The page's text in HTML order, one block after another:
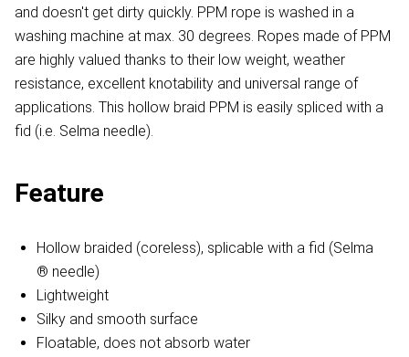
and doesn't get dirty quickly. PPM rope is washed in a
washing machine at max. 30 degrees. Ropes made of PPM
are highly valued thanks to their low weight, weather
resistance, excellent knotability and universal range of
applications. This hollow braid PPM is easily spliced with a
fid (i.e. Selma needle).
Feature
Hollow braided (coreless), splicable with a fid (Selma
® needle)
Lightweight
Silky and smooth surface
Floatable, does not absorb water